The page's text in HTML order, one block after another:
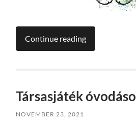
Continue reading
Társasjáték
NOVEMBER 23, 2021